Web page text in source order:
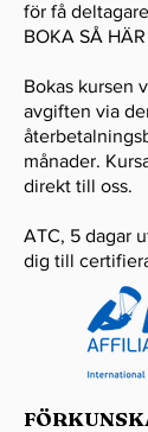
för få
BOKA SÅ
Bokas kursen
avgiften via
månader.
direkt till oss.
ATC, 5 dagar
dig till